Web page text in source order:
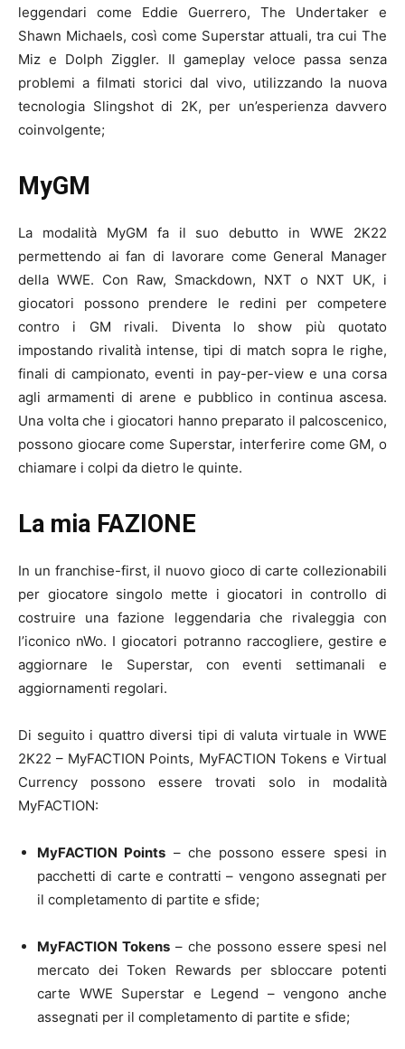
leggendari come Eddie Guerrero, The Undertaker e
Shawn Michaels, così come Superstar attuali, tra cui The
Miz e Dolph Ziggler. Il gameplay veloce passa senza
problemi a filmati storici dal vivo, utilizzando la nuova
tecnologia Slingshot di 2K, per un’esperienza davvero
coinvolgente;
MyGM
La modalità MyGM fa il suo debutto in WWE 2K22
permettendo ai fan di lavorare come General Manager
della WWE. Con Raw, Smackdown, NXT o NXT UK, i
giocatori possono prendere le redini per competere
contro i GM rivali. Diventa lo show più quotato
impostando rivalità intense, tipi di match sopra le righe,
finali di campionato, eventi in pay-per-view e una corsa
agli armamenti di arene e pubblico in continua ascesa.
Una volta che i giocatori hanno preparato il palcoscenico,
possono giocare come Superstar, interferire come GM, o
chiamare i colpi da dietro le quinte.
La mia FAZIONE
In un franchise-first, il nuovo gioco di carte collezionabili
per giocatore singolo mette i giocatori in controllo di
costruire una fazione leggendaria che rivaleggia con
l’iconico nWo. I giocatori potranno raccogliere, gestire e
aggiornare le Superstar, con eventi settimanali e
aggiornamenti regolari.
Di seguito i quattro diversi tipi di valuta virtuale in WWE
2K22 – MyFACTION Points, MyFACTION Tokens e Virtual
Currency possono essere trovati solo in modalità
MyFACTION:
MyFACTION Points – che possono essere spesi in
pacchetti di carte e contratti – vengono assegnati per
il completamento di partite e sfide;
MyFACTION Tokens – che possono essere spesi nel
mercato dei Token Rewards per sbloccare potenti
carte WWE Superstar e Legend – vengono anche
assegnati per il completamento di partite e sfide;